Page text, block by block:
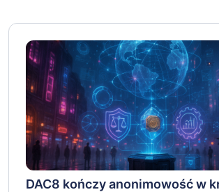
DAC8 kończy anonimowość w